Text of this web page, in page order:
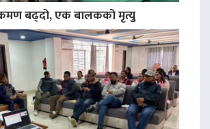
बढ्दो, एक बालकको मृत्यु